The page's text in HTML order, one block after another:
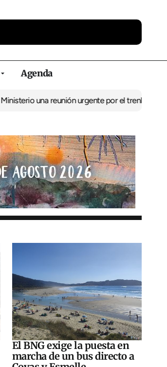
Agenda
reunión urgente por el trenEl BNG exige la
El BNG exige la puesta en
marcha de un bus directo a